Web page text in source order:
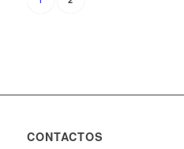
CONTACTOS